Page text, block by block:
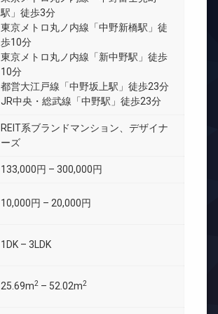
駅」徒歩3分
東京メトロ丸ノ内線「中野新橋駅」徒
歩10分
東京メトロ丸ノ内線「新中野駅」徒歩
10分
都営大江戸線「中野坂上駅」徒歩23分
JR中央・総武線「中野駅」徒歩23分
REIT系ブランドマンション、デザイナ
ーズ
133,000円 – 300,000円
10,000円 – 20,000円
1DK – 3LDK
25.69m2 – 52.02m2